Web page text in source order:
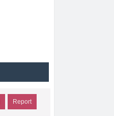
Report